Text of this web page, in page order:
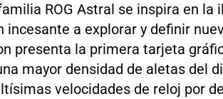
ROG Astral se inspira en
incesante a explorar y definir
presenta la primera tarjeta
mayor densidad de aletas del
velocidades de reloj por